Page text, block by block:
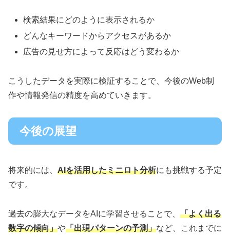
検索結果にどのように表示されるか
どんなキーワードからアクセスがあるか
広告の見せ方によって反応はどう変わるか
こうしたデータを実際に検証することで、今後のWeb制
作や情報発信の精度を高めていきます。
今後の展望
将来的には、 AIを活用したミニロト分析にも挑戦する予定
です。
過去の膨大なデータをAIに学習させることで、 「よく出る
数字の傾向」や「出現パターンの予測」など、これまでに